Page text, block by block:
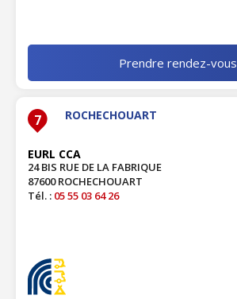
Prendre rendez-vous
7 ROCHECHOUART
EURL CCA
24 BIS RUE DE LA FABRIQUE
87600 ROCHECHOUART
Tél. : 05 55 03 64 26